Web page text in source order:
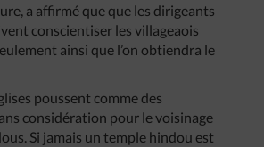
a affirmé que que les dirigeants
conscientiser les villageaois
ainsi que l’on obtiendra le
poussent comme des
considération pour le voisinage
Si jamais un temple hindou est